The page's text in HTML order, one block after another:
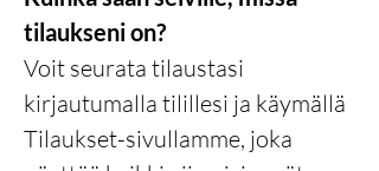
tilaukseni on?
Voit seurata tilaustasi
kirjautumalla tilillesi ja käymällä
Tilaukset-sivullamme, joka